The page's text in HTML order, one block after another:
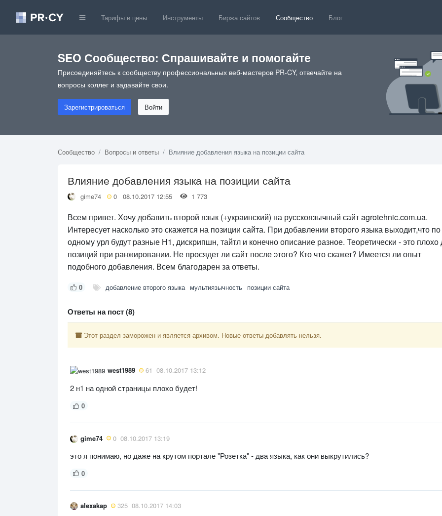
Тарифы и цены Инструменты Биржа сайтов Сообщество Блог
SEO Сообщество: Спрашивайте и помогайте
Присоединяйтесь к сообществу профессиональных веб-мастеров PR-CY, отвечайте на
вопросы коллег и задавайте свои.
Зарегистрироваться Войти
Сообщество Вопросы и ответы Влияние добавления языка на позиции сайта
Влияние добавления языка на позиции сайта
gime74 0 08.10.2017 12:55 1 773
Всем привет. Хочу добавить второй язык (+украинский) на русскоязычный сайт agrotehnic.com.ua.
Интересует насколько это скажется на позиции сайта. При добавлении второго языка выходит,что по
одному урл будут разные Н1, дискрипшн, тайтл и конечно описание разное. Теоретически - это плохо
позиций при ранжировании. Не просядет ли сайт после этого? Кто что скажет? Имеется ли опыт
подобного добавления. Всем благодарен за ответы.
0 добавление второго языка мультиязычность позиции сайта
Ответы на пост (8)
Этот раздел заморожен и является архивом. Новые ответы добавлять нельзя.
west1989 61 08.10.2017 13:12
2 н1 на одной страницы плохо будет!
0
gime74 0 08.10.2017 13:19
это я понимаю, но даже на крутом портале "Розетка" - два языка, как они выкрутились?
0
alexakap 325 08.10.2017 14:03